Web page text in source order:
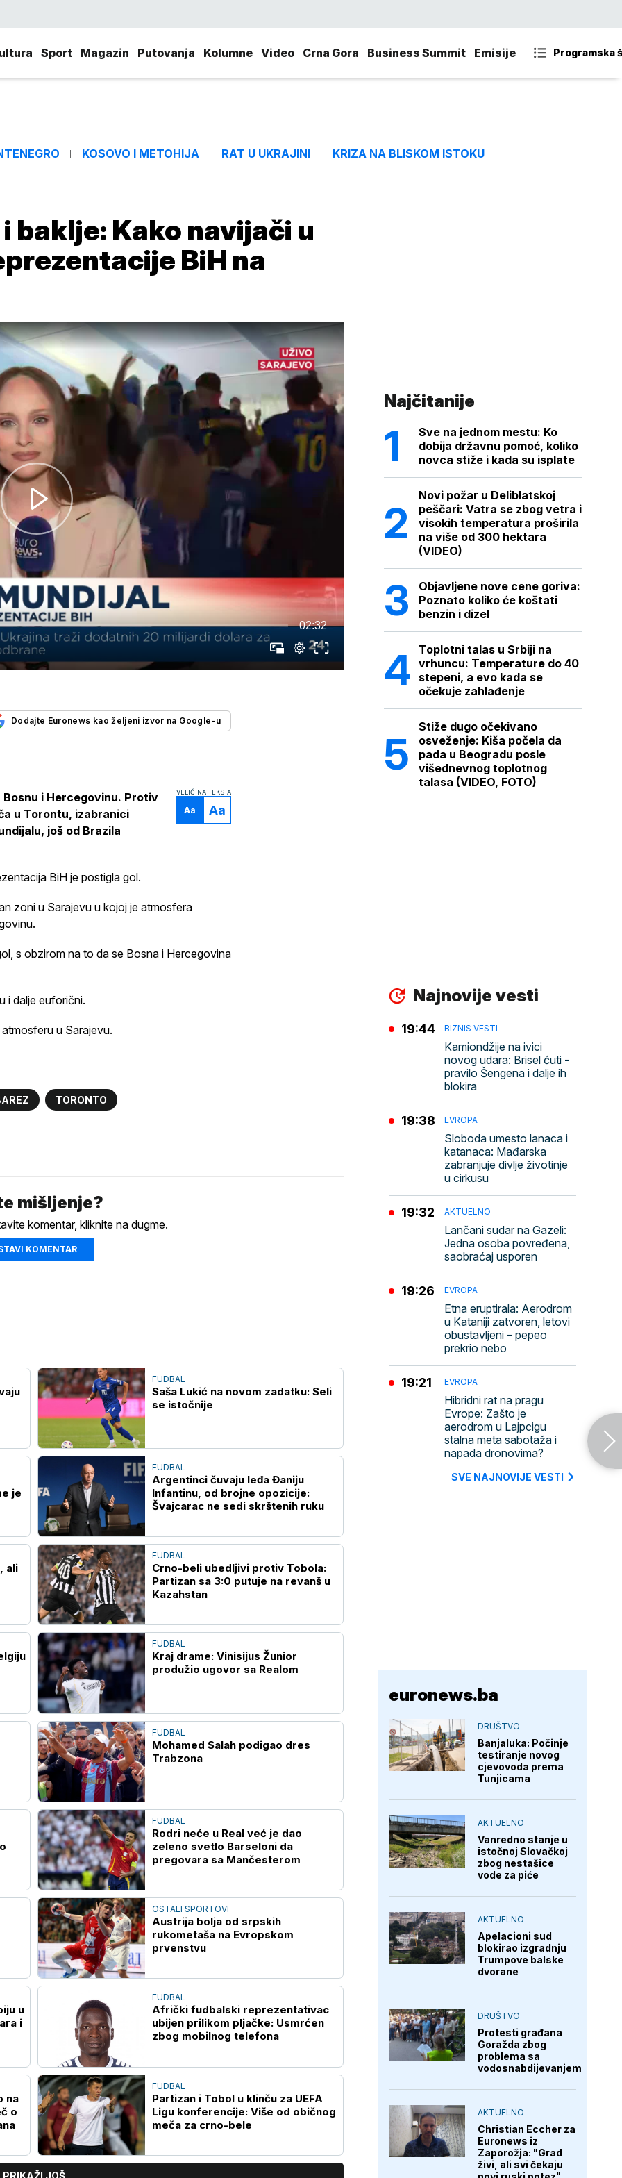
Sport Magazin Putovanja Kolumne Video Crna Gora Business Summit Emisije Programska
KOSOVO I METOHIJA RAT U UKRAJINI KRIZA NA BLISKOM ISTOKU
baklje: Kako navijači u
BiH na
02:32
Dodajte Euronews kao željeni izvor na Google-u
VELIČINA TEKSTA
Aa Aa
i Hercegovinu. Protiv
u Torontu, izabranici
još od Brazila
BiH je postigla gol.
zoni u Sarajevu u kojoj je atmosfera
s obzirom na to da se Bosna i Hercegovina
i dalje euforični.
atmosferu u Sarajevu.
TORONTO
mišljenje?
komentar, kliknite na dugme.
KOMENTAR
FUDBAL
Saša Lukić na novom zadatku: Seli
se istočnije
je
FUDBAL
Argentinci čuvaju leđa Đaniju
Infantinu, od brojne opozicije:
Švajcarac ne sedi skrštenih ruku
ali
FUDBAL
Crno-beli ubedljivi protiv Tobola:
Partizan sa 3:0 putuje na revanš u
Kazahstan
FUDBAL
Kraj drame: Vinisijus Žunior
produžio ugovor sa Realom
FUDBAL
Mohamed Salah podigao dres
Trabzona
FUDBAL
Rodri neće u Real već je dao
zeleno svetlo Barseloni da
pregovara sa Mančesterom
OSTALI SPORTOVI
Austrija bolja od srpskih
rukometaša na Evropskom
prvenstvu
u
i
FUDBAL
Afrički fudbalski reprezentativac
ubijen prilikom pljačke: Usmrćen
zbog mobilnog telefona
na
o
FUDBAL
Partizan i Tobol u klinču za UEFA
Ligu konferencije: Više od običnog
meča za crno-bele
PRIKAŽI JOŠ
Najčitanije
Sve na jednom mestu: Ko
dobija državnu pomoć, koliko
novca stiže i kada su isplate
Novi požar u Deliblatskoj
peščari: Vatra se zbog vetra i
visokih temperatura proširila
na više od 300 hektara
(VIDEO)
Objavljene nove cene goriva:
Poznato koliko će koštati
benzin i dizel
Toplotni talas u Srbiji na
vrhuncu: Temperature do 40
stepeni, a evo kada se
očekuje zahlađenje
Stiže dugo očekivano
osveženje: Kiša počela da
pada u Beogradu posle
višednevnog toplotnog
talasa (VIDEO, FOTO)
Najnovije vesti
BIZNIS VESTI
Kamiondžije na ivici
novog udara: Brisel ćuti -
pravilo Šengena i dalje ih
blokira
19:44
EVROPA
Sloboda umesto lanaca i
katanaca: Mađarska
zabranjuje divlje životinje
u cirkusu
19:38
AKTUELNO
Lančani sudar na Gazeli:
Jedna osoba povređena,
saobraćaj usporen
19:32
EVROPA
Etna eruptirala: Aerodrom
u Kataniji zatvoren, letovi
obustavljeni – pepeo
prekrio nebo
19:26
EVROPA
Hibridni rat na pragu
Evrope: Zašto je
aerodrom u Lajpcigu
stalna meta sabotaža i
napada dronovima?
19:21
SVE NAJNOVIJE VESTI
euronews.ba
DRUŠTVO
Banjaluka: Počinje
testiranje novog
cjevovoda prema
Tunjicama
AKTUELNO
Vanredno stanje u
istočnoj Slovačkoj
zbog nestašice
vode za piće
AKTUELNO
Apelacioni sud
blokirao izgradnju
Trumpove balske
dvorane
DRUŠTVO
Protesti građana
Goražda zbog
problema sa
vodosnabdijevanjem
AKTUELNO
Christian Eccher za
Euronews iz
Zaporožja: "Grad
živi, ali svi čekaju